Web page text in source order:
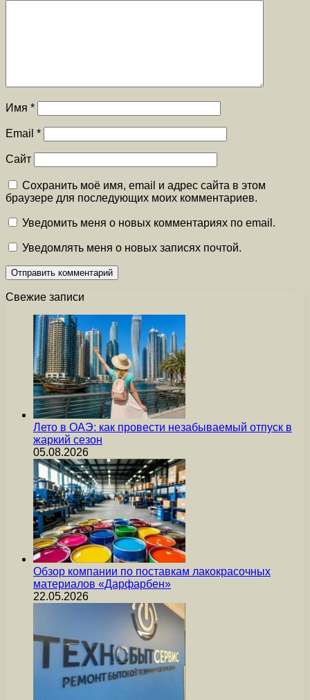
Имя *
Email *
Сайт
Сохранить моё имя, email и адрес сайта в этом
браузере для последующих моих комментариев.
Уведомить меня о новых комментариях по email.
Уведомлять меня о новых записях почтой.
Свежие записи
Лето в ОАЭ: как провести незабываемый отпуск в
жаркий сезон
05.08.2026
Обзор компании по поставкам лакокрасочных
материалов «Дарфарбен»
22.05.2026